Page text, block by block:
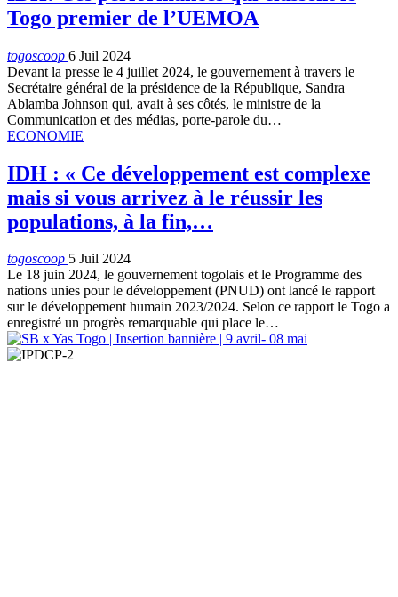
Togo premier de l’UEMOA
togoscoop 6 Juil 2024
Devant la presse le 4 juillet 2024, le gouvernement à travers le
Secrétaire général de la présidence de la République, Sandra
Ablamba Johnson qui, avait à ses côtés, le ministre de la
Communication et des médias, porte-parole du…
ECONOMIE
IDH : « Ce développement est complexe
mais si vous arrivez à le réussir les
populations, à la fin,…
togoscoop 5 Juil 2024
Le 18 juin 2024, le gouvernement togolais et le Programme des
nations unies pour le développement (PNUD) ont lancé le rapport
sur le développement humain 2023/2024. Selon ce rapport le Togo a
enregistré un progrès remarquable qui place le…